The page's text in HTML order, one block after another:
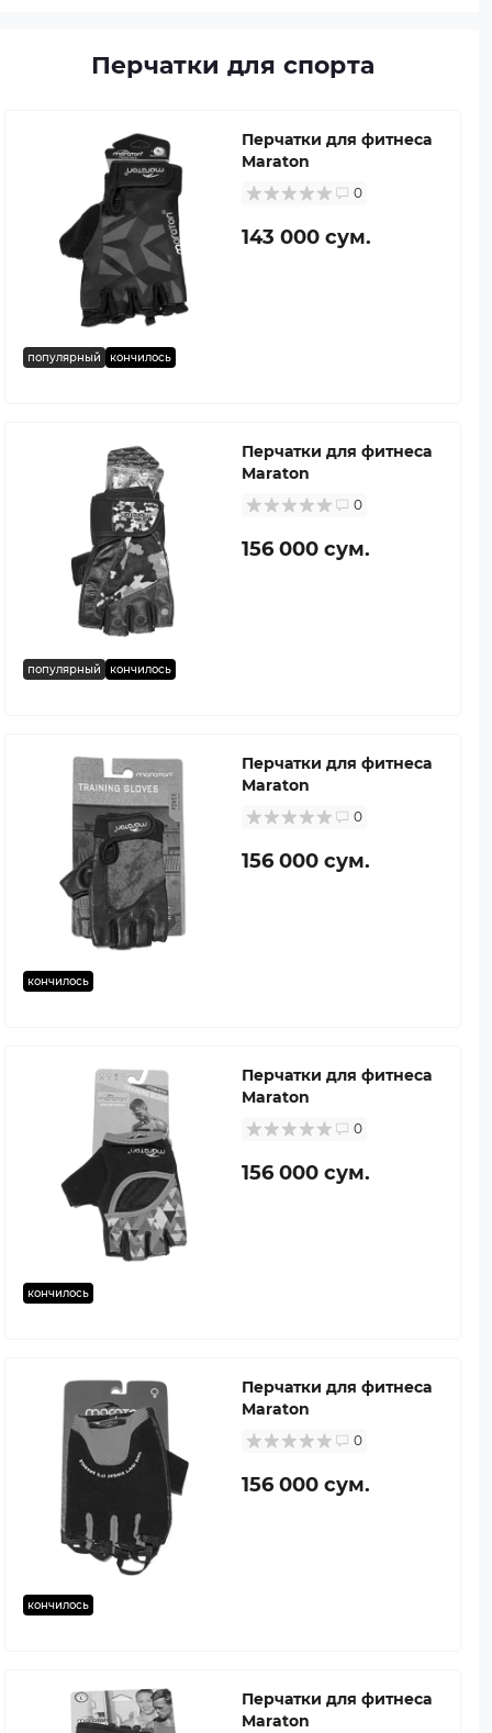
Перчатки для спорта
популярный кончилось
Перчатки для фитнеса
Maraton
0
143 000 сум.
популярный кончилось
Перчатки для фитнеса
Maraton
0
156 000 сум.
кончилось
Перчатки для фитнеса
Maraton
0
156 000 сум.
кончилось
Перчатки для фитнеса
Maraton
0
156 000 сум.
кончилось
Перчатки для фитнеса
Maraton
0
156 000 сум.
Перчатки для фитнеса
Maraton